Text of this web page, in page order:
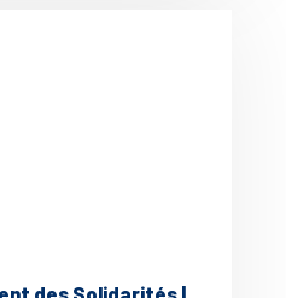
des Solidarités |